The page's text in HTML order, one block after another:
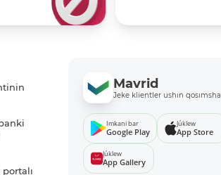
Mavrid
Jeke klientler ushın qosımsha
Imkani bar
Google Play
Júklew
App Store
Júklew
App Gallery